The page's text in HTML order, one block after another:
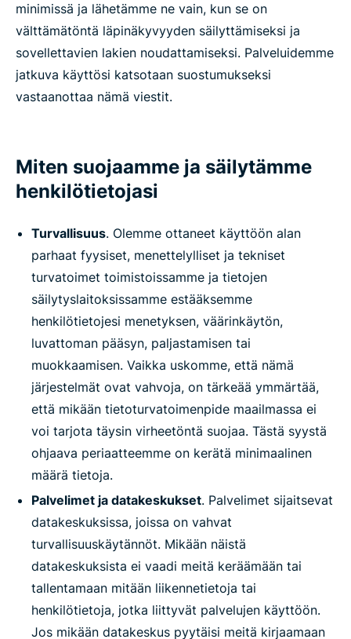
minimissä ja lähetämme ne vain, kun se on
välttämätöntä läpinäkyvyyden säilyttämiseksi ja
sovellettavien lakien noudattamiseksi. Palveluidemme
jatkuva käyttösi katsotaan suostumukseksi
vastaanottaa nämä viestit.
Miten suojaamme ja säilytämme
henkilötietojasi
Turvallisuus. Olemme ottaneet käyttöön alan
parhaat fyysiset, menettelylliset ja tekniset
turvatoimet toimistoissamme ja tietojen
säilytyslaitoksissamme estääksemme
henkilötietojesi menetyksen, väärinkäytön,
luvattoman pääsyn, paljastamisen tai
muokkaamisen. Vaikka uskomme, että nämä
järjestelmät ovat vahvoja, on tärkeää ymmärtää,
että mikään tietoturvatoimenpide maailmassa ei
voi tarjota täysin virheetöntä suojaa. Tästä syystä
ohjaava periaatteemme on kerätä minimaalinen
määrä tietoja.
Palvelimet ja datakeskukset. Palvelimet sijaitsevat
datakeskuksissa, joissa on vahvat
turvallisuuskäytännöt. Mikään näistä
datakeskuksista ei vaadi meitä keräämään tai
tallentamaan mitään liikennetietoja tai
henkilötietoja, jotka liittyvät palvelujen käyttöön.
Jos mikään datakeskus pyytäisi meitä kirjaamaan